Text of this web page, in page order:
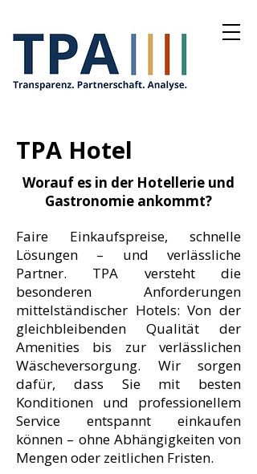
TPA Hotel
Worauf es in der Hotellerie und
Gastronomie ankommt?
Faire Einkaufspreise, schnelle
Lösungen – und verlässliche
Partner. TPA versteht die
besonderen Anforderungen
mittelständischer Hotels: Von der
gleichbleibenden Qualität der
Amenities bis zur verlässlichen
Wäscheversorgung. Wir sorgen
dafür, dass Sie mit besten
Konditionen und professionellem
Service entspannt einkaufen
können – ohne Abhängigkeiten von
Mengen oder zeitlichen Fristen.